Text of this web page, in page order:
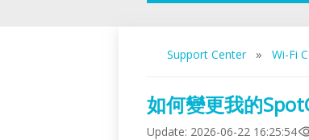
Support Center » Wi-Fi
如何變更我的
Update: 2026-06-22 16:25:54